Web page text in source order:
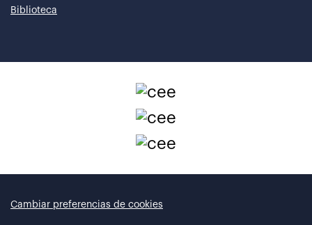
Biblioteca
Cambiar preferencias de cookies